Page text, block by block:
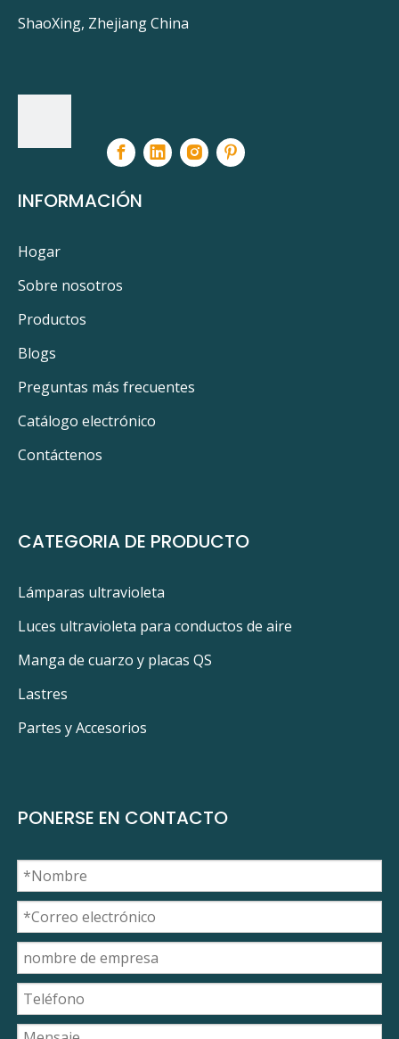
Iluminación Philips 308643
Brisa iónica
PRODUCTOS RELACIONADOS
ShaoXing, Zhejiang China
INFORMACIÓN
Hogar
Sobre nosotros
Productos
Blogs
Preguntas más frecuentes
Catálogo electrónico
Contáctenos
CATEGORIA DE PRODUCTO
Lámparas ultravioleta
Luces ultravioleta para conductos de aire
Manga de cuarzo y placas QS
Lastres
Partes y Accesorios
PONERSE EN CONTACTO